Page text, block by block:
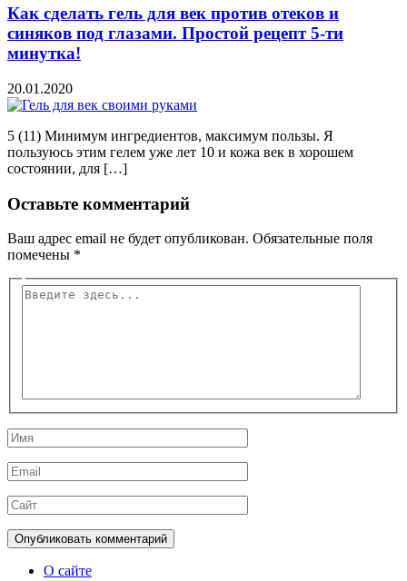
Как сделать гель для век против отеков и
синяков под глазами. Простой рецепт 5-ти
минутка!
20.01.2020
5 (11) Минимум ингредиентов, максимум пользы. Я
пользуюсь этим гелем уже лет 10 и кожа век в хорошем
состоянии, для […]
Оставьте комментарий
Ваш адрес email не будет опубликован. Обязательные поля
помечены *
Введите
Имя
Email
Сайт
О сайте